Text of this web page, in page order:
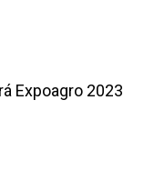
Expoagro 2023